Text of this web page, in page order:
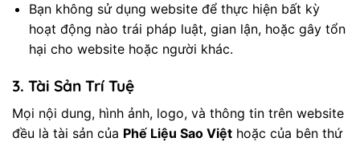
Bạn không sử dụng website để thực hiện bất kỳ
hoạt động nào trái pháp luật, gian lận, hoặc gây tổn
hại cho website hoặc người khác.
3. Tài Sản Trí Tuệ
Mọi nội dung, hình ảnh, logo, và thông tin trên website
đều là tài sản của Phế Liệu Sao Việt hoặc của bên thứ